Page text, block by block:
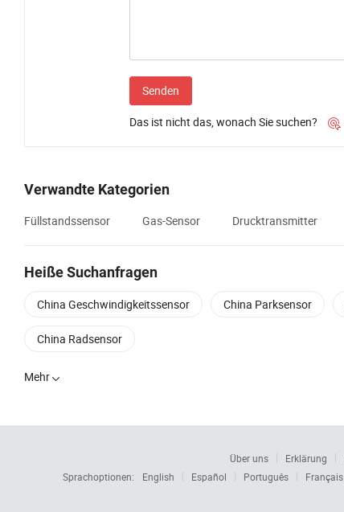
Senden
Das ist nicht das, wonach Sie suchen? 
Verwandte Kategorien
Füllstandssensor Gas-Sensor Drucktransmitter
Heiße Suchanfragen
China Geschwindigkeitssensor China Parksensor
China Radsensor
Mehr
Über uns Erklärung
Sprachoptionen:
English Español Português Français